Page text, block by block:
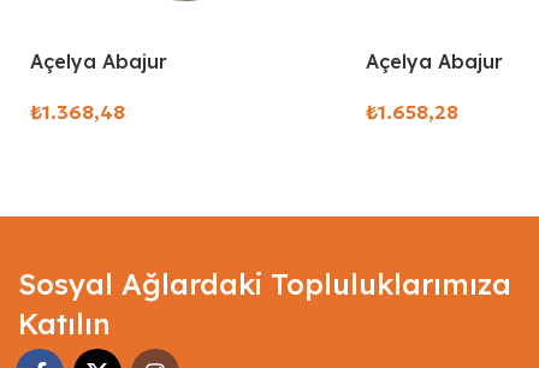
Açelya Abajur
₺
Açelya Abajur
₺
Sosyal Ağlardaki Topluluklarımıza
Katılın